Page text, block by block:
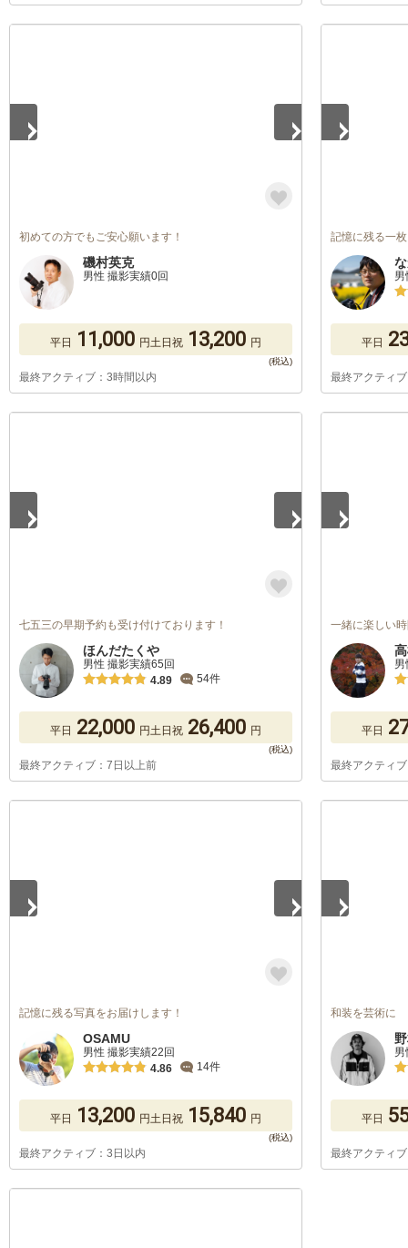
初めての方でもご安心願います！
磯村英克
男性 撮影実績0回
平日 11,000 円土日祝 13,200 円
最終アクティブ：3時間以内
記憶に残る一
平日
最終アクティ
七五三の早期予約も受け付けております！
ほんだたくや
男性 撮影実績65回
4.89
54件
平日 22,000 円土日祝 26,400 円
最終アクティブ：7日以上前
一緒に楽しい
男
平日
最終アクティ
記憶に残る写真をお届けします！
OSAMU
男性 撮影実績22回
4.86
14件
平日 13,200 円土日祝 15,840 円
最終アクティブ：3日以内
和装を芸術に
平日
最終アクティ